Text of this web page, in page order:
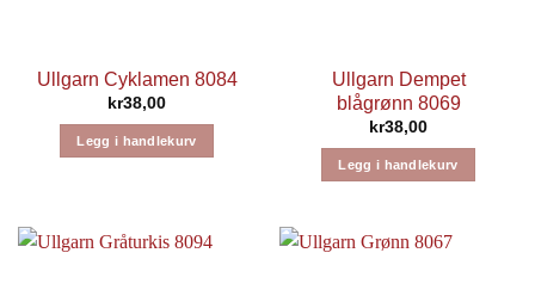
Ullgarn Cyklamen 8084
kr38,00
Legg i handlekurv
Ullgarn Dempet
blågrønn 8069
kr38,00
Legg i handlekurv